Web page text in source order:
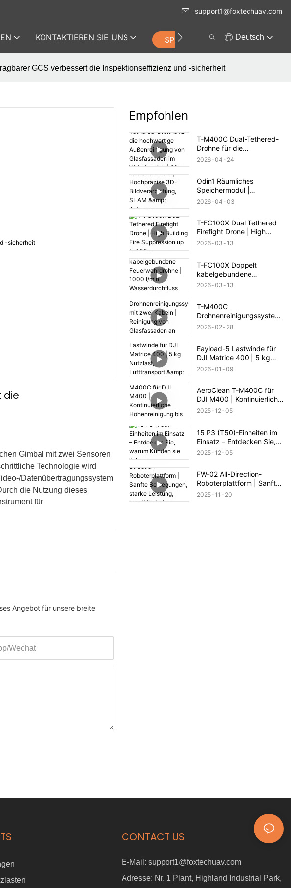
support1@foxtechuav.com
KONTAKTIEREN SIE UNS SPEICHERN Deutsch
GCS verbessert die Inspektionseffizienz und -sicherheit
die
Gimbal mit zwei Sensoren
Technologie wird
Datenübertragungssystem
die Nutzung dieses
für
Angebot für unsere breite
Wechat
Empfohlen
T-M400C Dual-Tethered-
Drohne für die
hochwertige
Wohnbereich | 60 m
Reichweite
2026 04 24
Odin1 Räumliches
Speichermodul |
Hochpräzise 3D-
2026 04 03
T-FC100X Dual Tethered
Firefight Drone | High
Building Fire Suppression
2026 03 13
T-FC100X Doppelt
kabelgebundene
Feuerwehrdrohne | 1000
2026 03 13
T-M400C
Drohnenreinigungssystem
mit zwei Kabeln |
Geschäftsgebäuden
2026 02 28
Eayload-5 Lastwinde für
DJI Matrice 400 | 5 kg
Nutzlast, Lufttransport &
2026 01 09
AeroClean T-M400C für
DJI M400 | Kontinuierliche
Höhenreinigung bis 60 m
2025 12 05
15 P3 (T50)-Einheiten im
Einsatz – Entdecken Sie,
warum Kunden sie lieben
2025 12 05
FW-02 All-Direction-
Roboterplattform | Sanfte
Bewegungen, starke
2025 11 20
CONTACT US
E-Mail: support1@foxtechuav.com
Adresse: Nr. 1 Plant, Highland Industrial Park,